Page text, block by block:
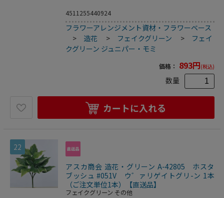
4511255440924
フラワーアレンジメント資材・フラワーベース
> 造花 > フェイクグリーン > フェイ
クグリーン ジュニパー・モミ
価格： 893円(税込)
数量
カートに入れる
22
アスカ商会 造花・グリーン A-42805 ホスタ
ブッシュ #051V ウ゛ァリゲイトグリ-ン 1本
（ご注文単位1本）【直送品】
フェイクグリーン その他